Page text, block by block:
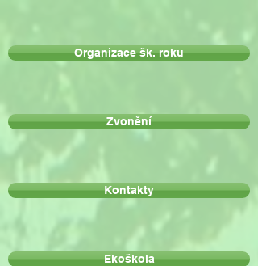
Organizace šk. roku
Zvonění
Kontakty
Ekoškola